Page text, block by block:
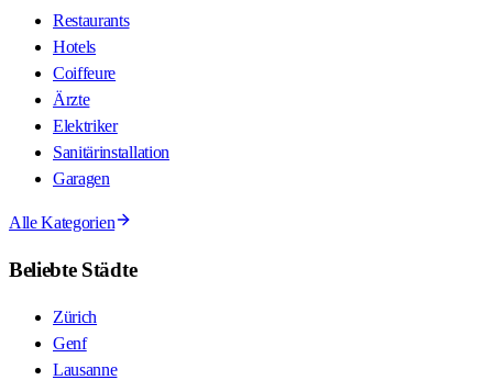
Restaurants
Hotels
Coiffeure
Ärzte
Elektriker
Sanitärinstallation
Garagen
Alle Kategorien
Beliebte Städte
Zürich
Genf
Lausanne